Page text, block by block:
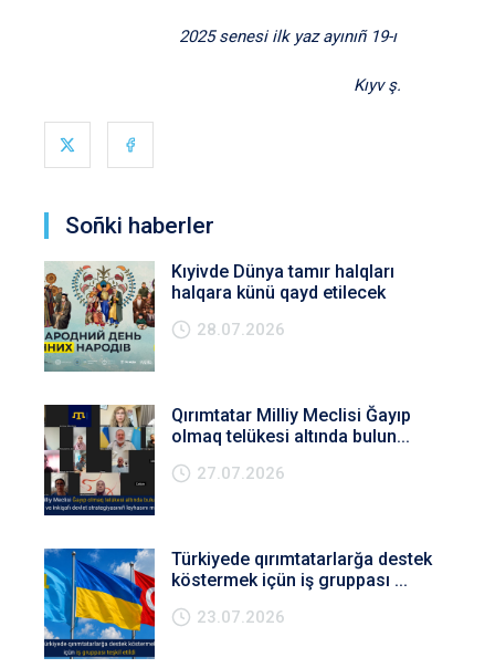
2025 senesi ilk yaz ayınıñ 19-ı
Kıyv ş.
Soñki haberler
Kıyivde Dünya tamır halqları
halqara künü qayd etilecek
28.07.2026
Qırımtatar Milliy Meclisi Ğayıp
olmaq telükesi altında bulun...
27.07.2026
Türkiyede qırımtatarlarğa destek
köstermek içün iş gruppası ...
23.07.2026